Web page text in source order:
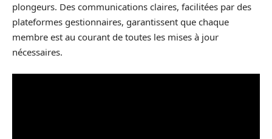
plongeurs. Des communications claires, facilitées par des
plateformes gestionnaires, garantissent que chaque
membre est au courant de toutes les mises à jour
nécessaires.